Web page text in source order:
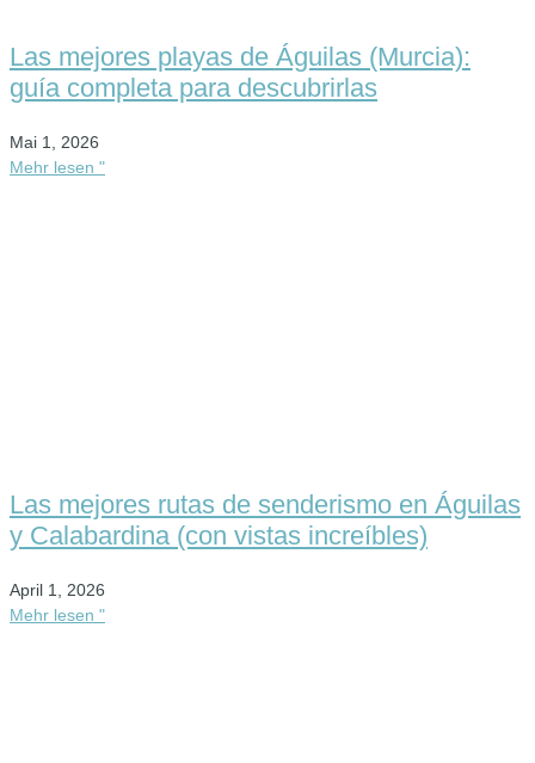
Las mejores playas de Águilas (Murcia):
guía completa para descubrirlas
Mai 1, 2026
Mehr lesen "
Las mejores rutas de senderismo en Águilas
y Calabardina (con vistas increíbles)
April 1, 2026
Mehr lesen "